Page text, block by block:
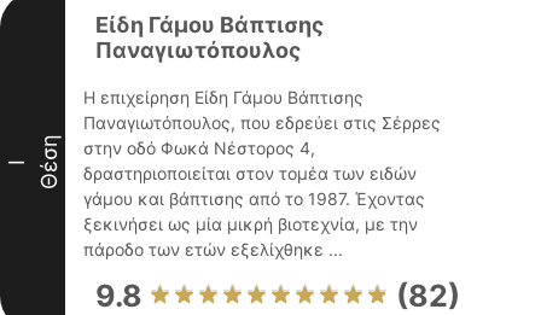
I Θέση
Είδη Γάμου Βάπτισης
Παναγιωτόπουλος
Η επιχείρηση Είδη Γάμου Βάπτισης
Παναγιωτόπουλος, που εδρεύει στις Σέρρες
στην οδό Φωκά Νέστορος 4,
δραστηριοποιείται στον τομέα των ειδών
γάμου και βάπτισης από το 1987. Έχοντας
ξεκινήσει ως μία μικρή βιοτεχνία, με την
πάροδο των ετών εξελίχθηκε ...
9.8 (82)